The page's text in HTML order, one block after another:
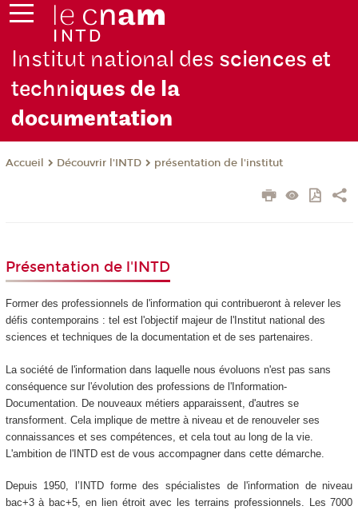
Institut national des sciences et
techniques de la
documentation
Accueil Découvrir l'INTD présentation de l'institut
Présentation de l'INTD
Former des professionnels de l'information qui contribueront à relever les
défis contemporains : tel est l'objectif majeur de l'Institut national des
sciences et techniques de la documentation et de ses partenaires.
La société de l'information dans laquelle nous évoluons n'est pas sans
conséquence sur l'évolution des professions de l'Information-
Documentation. De nouveaux métiers apparaissent, d'autres se
transforment. Cela implique de mettre à niveau et de renouveler ses
connaissances et ses compétences, et cela tout au long de la vie.
L'ambition de l'INTD est de vous accompagner dans cette démarche.
Depuis 1950, l’INTD forme des spécialistes de l'information de niveau
bac+3 à bac+5, en lien étroit avec les terrains professionnels. Les 7000